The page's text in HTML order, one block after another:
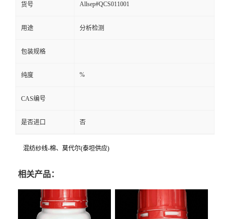
货号 Allsep#QCS011001
用途 分析检测
包装规格
纯度 %
CAS编号
是否进口 否
混纺纱线-棉、莫代尔(泰坦供应)
相关产品：